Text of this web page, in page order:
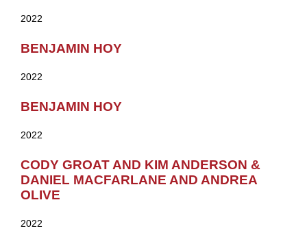
2022
BENJAMIN HOY
2022
BENJAMIN HOY
2022
CODY GROAT AND KIM ANDERSON &
DANIEL MACFARLANE AND ANDREA
OLIVE
2022